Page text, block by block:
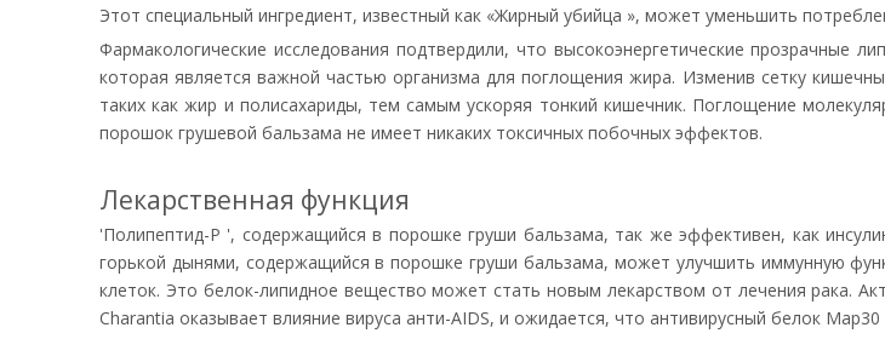
Этот специальный ингредиент, известный как «Жирный убийца », может уменьшить
Фармакологические исследования подтвердили, что высокоэнергетические прозрачные
которая является важной частью организма для поглощения жира. Изменив сетку
таких как жир и полисахариды, тем самым ускоряя тонкий кишечник. Поглощение
порошок грушевой бальзама не имеет никаких токсичных побочных эффектов.
Лекарственная функция
'Полипептид-P ', содержащийся в порошке груши бальзама, так же эффективен, как
горькой дынями, содержащийся в порошке груши бальзама, может улучшить иммунную
клеток. Это белок-липидное вещество может стать новым лекарством от лечения рака.
Charantia оказывает влияние вируса анти-AIDS, и ожидается, что антивирусный белок